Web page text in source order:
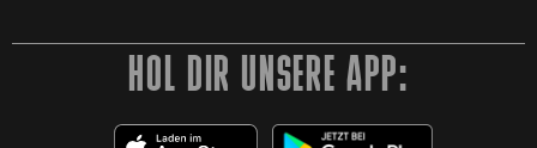
HOL DIR UNSERE APP: